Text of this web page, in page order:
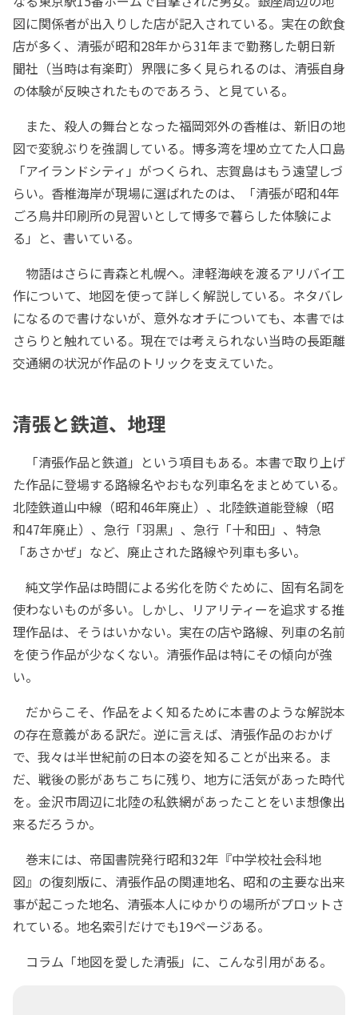
図に関係者が出入りした店が記入されている。実在の飲食
店が多く、清張が昭和28年から31年まで勤務した朝日新
聞社（当時は有楽町）界隈に多く見られるのは、清張自身
の体験が反映されたものであろう、と見ている。
また、殺人の舞台となった福岡郊外の香椎は、新旧の地
図で変貌ぶりを強調している。博多湾を埋め立てた人口島
「アイランドシティ」がつくられ、志賀島はもう遠望しづ
らい。香椎海岸が現場に選ばれたのは、「清張が昭和4年
ごろ鳥井印刷所の見習いとして博多で暮らした体験によ
る」と、書いている。
物語はさらに青森と札幌へ。津軽海峡を渡るアリバイ工
作について、地図を使って詳しく解説している。ネタバレ
になるので書けないが、意外なオチについても、本書では
さらりと触れている。現在では考えられない当時の長距離
交通網の状況が作品のトリックを支えていた。
清張と鉄道、地理
「清張作品と鉄道」という項目もある。本書で取り上げ
た作品に登場する路線名やおもな列車名をまとめている。
北陸鉄道山中線（昭和46年廃止）、北陸鉄道能登線（昭
和47年廃止）、急行「羽黒」、急行「十和田」、特急
「あさかぜ」など、廃止された路線や列車も多い。
純文学作品は時間による劣化を防ぐために、固有名詞を
使わないものが多い。しかし、リアリティーを追求する推
理作品は、そうはいかない。実在の店や路線、列車の名前
を使う作品が少なくない。清張作品は特にその傾向が強
い。
だからこそ、作品をよく知るために本書のような解説本
の存在意義がある訳だ。逆に言えば、清張作品のおかげ
で、我々は半世紀前の日本の姿を知ることが出来る。ま
だ、戦後の影があちこちに残り、地方に活気があった時代
を。金沢市周辺に北陸の私鉄網があったことをいま想像出
来るだろうか。
巻末には、帝国書院発行昭和32年『中学校社会科地
図』の復刻版に、清張作品の関連地名、昭和の主要な出来
事が起こった地名、清張本人にゆかりの場所がプロットさ
れている。地名索引だけでも19ページある。
コラム「地図を愛した清張」に、こんな引用がある。